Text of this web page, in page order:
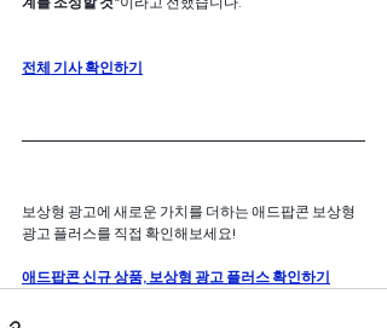
전체 기사 확인하기
보상형 광고에 새로운 가치를 더하는 애드팝콘 보상형
광고 플러스를 직접 확인해보세요!
애드팝콘 신규 상품, 보상형 광고 플러스 확인하기